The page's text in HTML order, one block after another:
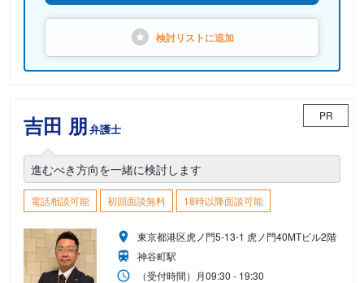
検討リストに追加
吉田 朋弁護士
PR
進むべき方向を一緒に検討します
電話相談可能 初回面談無料 18時以降面談可能
東京都港区虎ノ門5-13-1 虎ノ門40MTビル2階
神谷町駅
（受付時間） 月09:30 - 19:30